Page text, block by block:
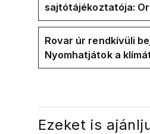
sajtótájékoztatója:
és a Vadhajtások a
kialakult helyzetért
Rovar úr rendkívüli
Nyomhatjátok a
hűtőket
Ezeket is